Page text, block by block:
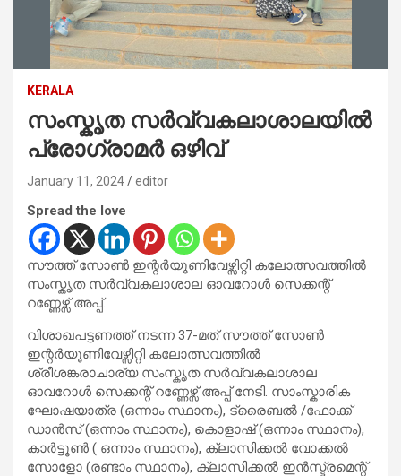
KERALA
സംസ്കൃത സർവ്വകലാശാലയിൽ
പ്രോഗ്രാമർ ഒഴിവ്
January 11, 2024 editor
Spread the love
സൗത്ത് സോൺ ഇന്റർയൂണിവേഴ്സിറ്റി കലോത്സവത്തിൽ
സംസ്കൃത സർവ്വകലാശാല ഓവറോൾ സെക്കന്റ്
റണ്ണേഴ്സ് അപ്പ്.
വിശാഖപട്ടണത്ത് നടന്ന 37-മത് സൗത്ത് സോൺ
ഇന്റർയൂണിവേഴ്സിറ്റി കലോത്സവത്തിൽ
ശ്രീശങ്കരാചാര്യ സംസ്കൃത സർവ്വകലാശാല
ഓവറോൾ സെക്കന്റ് റണ്ണേഴ്സ് അപ്പ് നേടി. സാംസ്കാരിക
ഘോഷയാത്ര (ഒന്നാം സ്ഥാനം), ട്രൈബൽ /ഫോക്ക്
ഡാൻസ് (ഒന്നാം സ്ഥാനം), കൊളാഷ് (ഒന്നാം സ്ഥാനം),
കാർട്ടൂൺ ( ഒന്നാം സ്ഥാനം), ക്ലാസിക്കൽ വോക്കൽ
സോളോ (രണ്ടാം സ്ഥാനം), ക്ലാസിക്കൽ ഇൻസ്ട്രമെന്റ്